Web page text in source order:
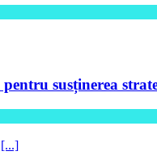
susținerea
[...]